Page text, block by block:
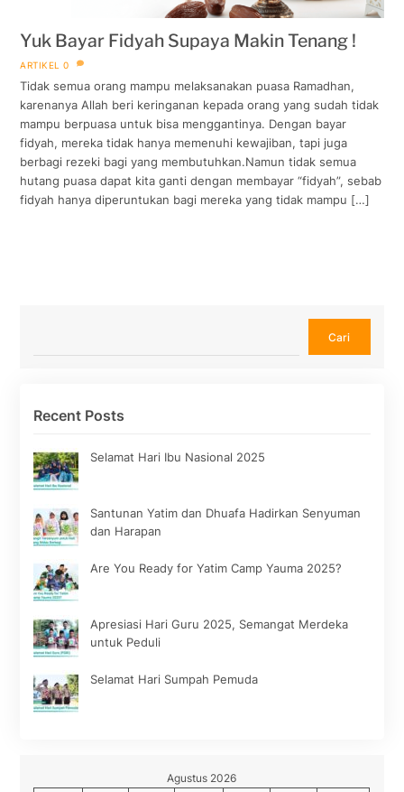
Yuk Bayar Fidyah Supaya Makin Tenang !
ARTIKEL 0
Tidak semua orang mampu melaksanakan puasa Ramadhan,
karenanya Allah beri keringanan kepada orang yang sudah tidak
mampu berpuasa untuk bisa menggantinya. Dengan bayar
fidyah, mereka tidak hanya memenuhi kewajiban, tapi juga
berbagi rezeki bagi yang membutuhkan.Namun tidak semua
hutang puasa dapat kita ganti dengan membayar “fidyah”, sebab
fidyah hanya diperuntukan bagi mereka yang tidak mampu […]
Cari
Recent Posts
Selamat Hari Ibu Nasional 2025
Santunan Yatim dan Dhuafa Hadirkan Senyuman
dan Harapan
Are You Ready for Yatim Camp Yauma 2025?
Apresiasi Hari Guru 2025, Semangat Merdeka
untuk Peduli
Selamat Hari Sumpah Pemuda
Agustus 2026